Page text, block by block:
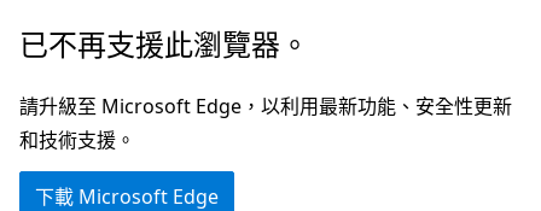
跳
主
要
內
已不再支援此瀏覽器。
請升級至 Microsoft Edge，以利用最新功能、安全性更新
和技術支援。
下載 Microsoft Edge